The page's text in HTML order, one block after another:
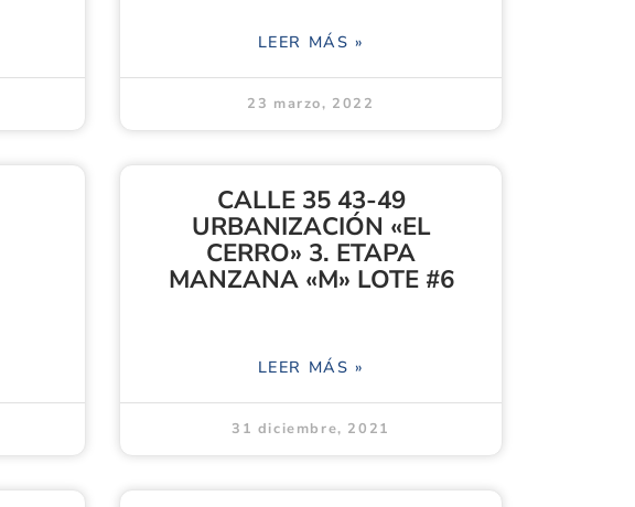
LEER MÁS »
23 marzo, 2022
CALLE 35 43-49
URBANIZACIÓN «EL
CERRO» 3. ETAPA
MANZANA «M» LOTE #6
LEER MÁS »
31 diciembre, 2021